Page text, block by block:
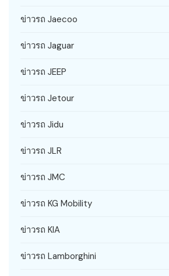
ข่าวรถ Jaecoo
ข่าวรถ Jaguar
ข่าวรถ JEEP
ข่าวรถ Jetour
ข่าวรถ Jidu
ข่าวรถ JLR
ข่าวรถ JMC
ข่าวรถ KG Mobility
ข่าวรถ KIA
ข่าวรถ Lamborghini